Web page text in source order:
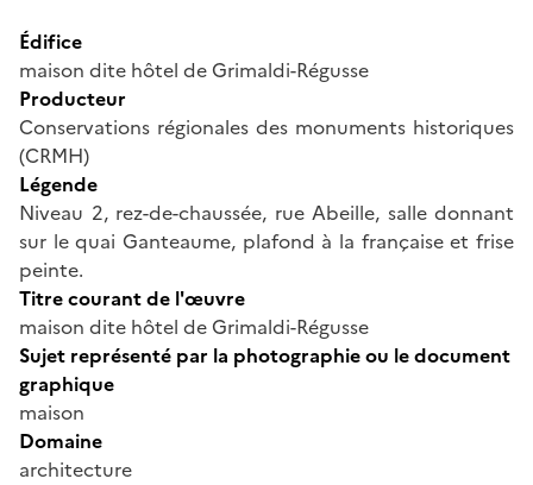
Édifice
maison dite hôtel de Grimaldi-Régusse
Producteur
Conservations régionales des monuments historiques
(CRMH)
Légende
Niveau 2, rez-de-chaussée, rue Abeille, salle donnant
sur le quai Ganteaume, plafond à la française et frise
peinte.
Titre courant de l'œuvre
maison dite hôtel de Grimaldi-Régusse
Sujet représenté par la photographie ou le document
graphique
maison
Domaine
architecture